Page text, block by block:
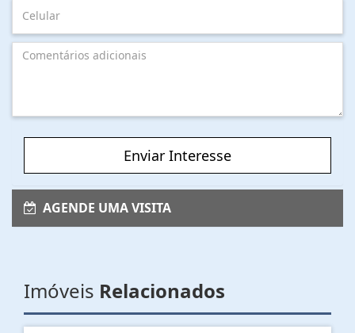
Enviar Interesse
AGENDE UMA VISITA
Imóveis Relacionados